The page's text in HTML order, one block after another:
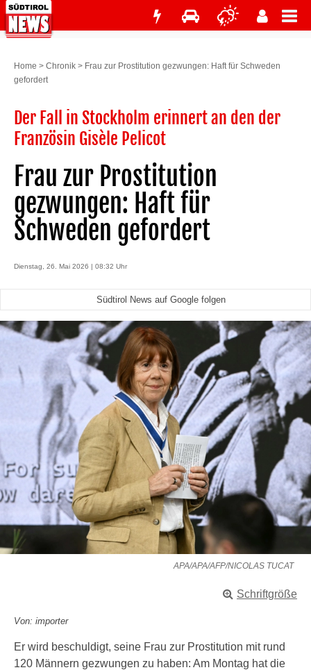
Home > Chronik > Frau zur Prostitution gezwungen: Haft für Schweden
gefordert
Der Fall in Stockholm erinnert an den der
Französin Gisèle Pelicot
Frau zur Prostitution
gezwungen: Haft für
Schweden gefordert
Dienstag, 26. Mai 2026 | 08:32 Uhr
Südtirol News auf Google folgen
APA/APA/AFP/NICOLAS TUCAT
Schriftgröße
Von: importer
Er wird beschuldigt, seine Frau zur Prostitution mit rund
120 Männern gezwungen zu haben: Am Montag hat die